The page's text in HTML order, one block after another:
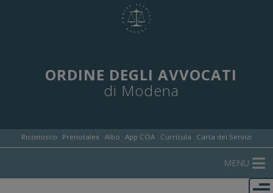
ORDINE DEGLI AVVOCATI
di Modena
Riconosco Prenotalex Albo App COA Curricula Carta dei Servizi
MENU